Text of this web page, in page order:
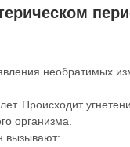
необратимых
Происходит
организма.
вызывают: